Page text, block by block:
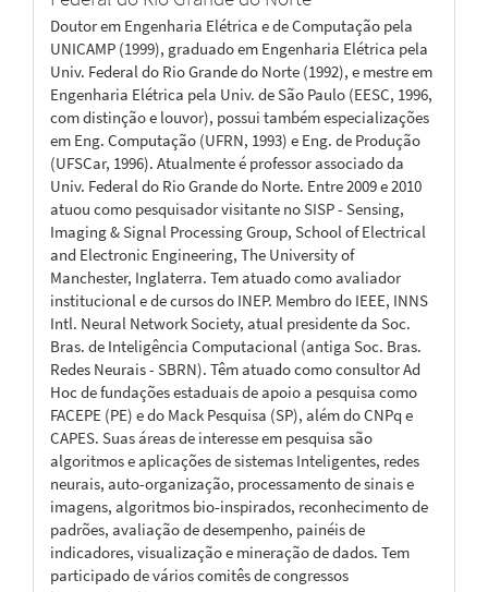
Doutor em Engenharia Elétrica e de Computação pela
UNICAMP (1999), graduado em Engenharia Elétrica pela
Univ. Federal do Rio Grande do Norte (1992), e mestre em
Engenharia Elétrica pela Univ. de São Paulo (EESC, 1996,
com distinção e louvor), possui também especializações
em Eng. Computação (UFRN, 1993) e Eng. de Produção
(UFSCar, 1996). Atualmente é professor associado da
Univ. Federal do Rio Grande do Norte. Entre 2009 e 2010
atuou como pesquisador visitante no SISP - Sensing,
Imaging & Signal Processing Group, School of Electrical
and Electronic Engineering, The University of
Manchester, Inglaterra. Tem atuado como avaliador
institucional e de cursos do INEP. Membro do IEEE, INNS
Intl. Neural Network Society, atual presidente da Soc.
Bras. de Inteligência Computacional (antiga Soc. Bras.
Redes Neurais - SBRN). Têm atuado como consultor Ad
Hoc de fundações estaduais de apoio a pesquisa como
FACEPE (PE) e do Mack Pesquisa (SP), além do CNPq e
CAPES. Suas áreas de interesse em pesquisa são
algoritmos e aplicações de sistemas Inteligentes, redes
neurais, auto-organização, processamento de sinais e
imagens, algoritmos bio-inspirados, reconhecimento de
padrões, avaliação de desempenho, painéis de
indicadores, visualização e mineração de dados. Tem
participado de vários comitês de congressos